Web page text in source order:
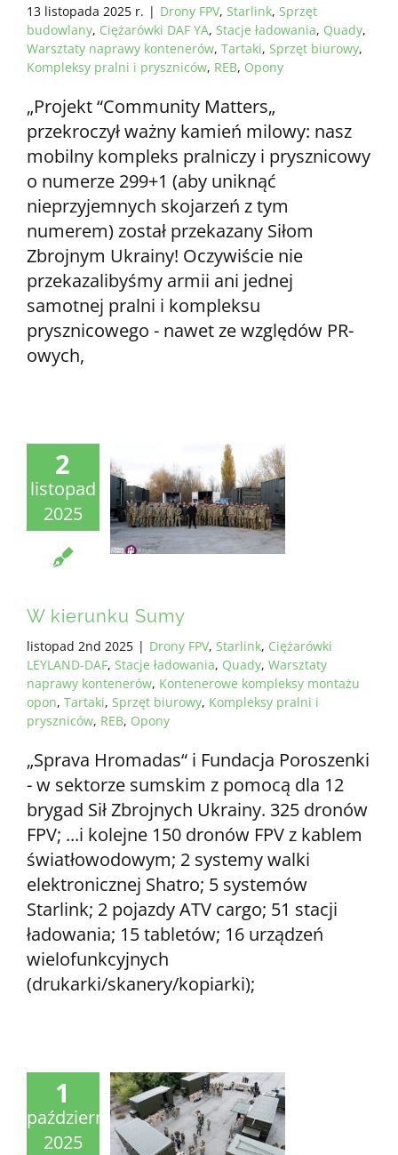
13 listopada 2025 r. | Drony FPV, Starlink, Sprzęt
budowlany, Ciężarówki DAF YA, Stacje ładowania, Quady,
Warsztaty naprawy kontenerów, Tartaki, Sprzęt biurowy,
Kompleksy pralni i pryszniców, REB, Opony
„Projekt “Community Matters„
przekroczył ważny kamień milowy: nasz
mobilny kompleks pralniczy i prysznicowy
o numerze 299+1 (aby uniknąć
nieprzyjemnych skojarzeń z tym
numerem) został przekazany Siłom
Zbrojnym Ukrainy! Oczywiście nie
przekazalibyśmy armii ani jednej
samotnej pralni i kompleksu
prysznicowego - nawet ze względów PR-
owych,
2
listopad
2025
W kierunku Sumy
listopad 2nd 2025 | Drony FPV, Starlink, Ciężarówki
LEYLAND-DAF, Stacje ładowania, Quady, Warsztaty
naprawy kontenerów, Kontenerowe kompleksy montażu
opon, Tartaki, Sprzęt biurowy, Kompleksy pralni i
pryszniców, REB, Opony
„Sprava Hromadas“ i Fundacja Poroszenki
- w sektorze sumskim z pomocą dla 12
brygad Sił Zbrojnych Ukrainy. 325 dronów
FPV; ...i kolejne 150 dronów FPV z kablem
światłowodowym; 2 systemy walki
elektronicznej Shatro; 5 systemów
Starlink; 2 pojazdy ATV cargo; 51 stacji
ładowania; 15 tabletów; 16 urządzeń
wielofunkcyjnych
(drukarki/skanery/kopiarki);
1
październik
2025